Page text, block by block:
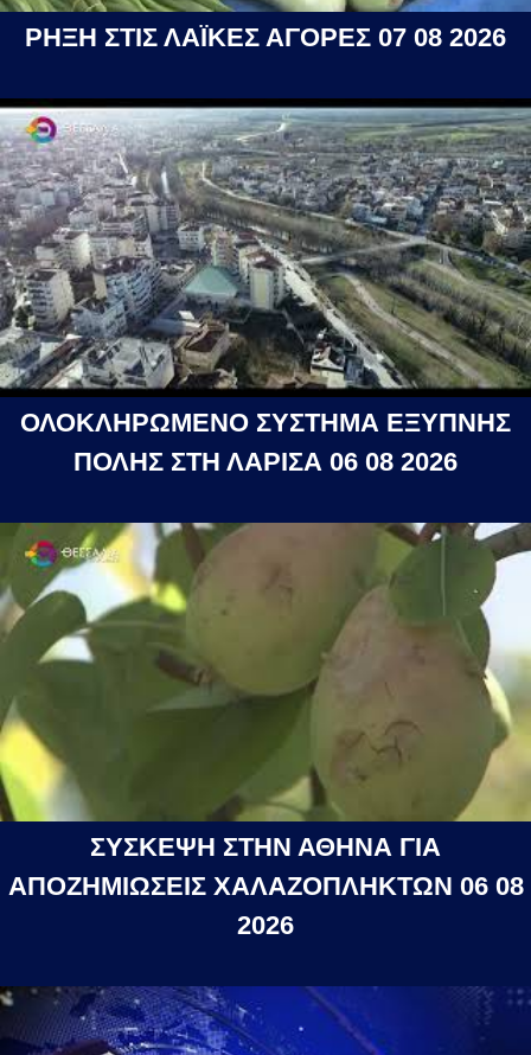
ΡΗΞΗ ΣΤΙΣ ΛΑΪΚΕΣ ΑΓΟΡΕΣ 07 08 2026
ΟΛΟΚΛΗΡΩΜΕΝΟ ΣΥΣΤΗΜΑ ΕΞΥΠΝΗΣ
ΠΟΛΗΣ ΣΤΗ ΛΑΡΙΣΑ 06 08 2026
ΣΥΣΚΕΨΗ ΣΤΗΝ ΑΘΗΝΑ ΓΙΑ
ΑΠΟΖΗΜΙΩΣΕΙΣ ΧΑΛΑΖΟΠΛΗΚΤΩΝ 06 08
2026